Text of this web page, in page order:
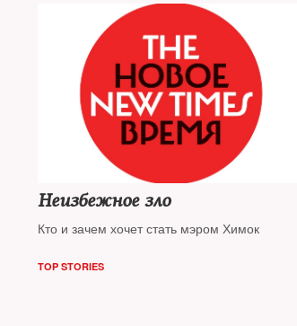
Неизбежное зло
Кто и зачем хочет стать мэром Химок
TOP STORIES